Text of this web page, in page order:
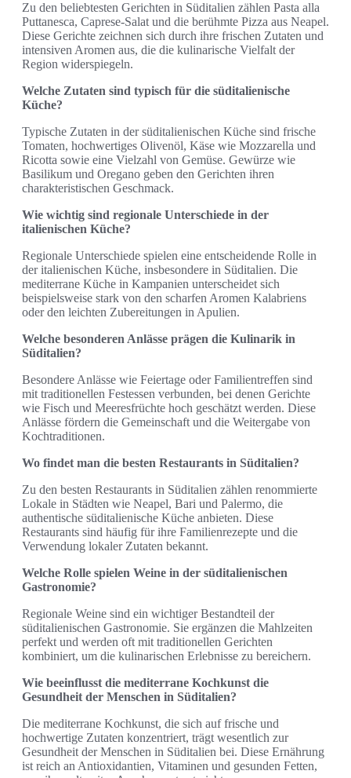
Zu den beliebtesten Gerichten in Süditalien zählen Pasta alla
Puttanesca, Caprese-Salat und die berühmte Pizza aus Neapel.
Diese Gerichte zeichnen sich durch ihre frischen Zutaten und
intensiven Aromen aus, die die kulinarische Vielfalt der
Region widerspiegeln.
Welche Zutaten sind typisch für die süditalienische
Küche?
Typische Zutaten in der süditalienischen Küche sind frische
Tomaten, hochwertiges Olivenöl, Käse wie Mozzarella und
Ricotta sowie eine Vielzahl von Gemüse. Gewürze wie
Basilikum und Oregano geben den Gerichten ihren
charakteristischen Geschmack.
Wie wichtig sind regionale Unterschiede in der
italienischen Küche?
Regionale Unterschiede spielen eine entscheidende Rolle in
der italienischen Küche, insbesondere in Süditalien. Die
mediterrane Küche in Kampanien unterscheidet sich
beispielsweise stark von den scharfen Aromen Kalabriens
oder den leichten Zubereitungen in Apulien.
Welche besonderen Anlässe prägen die Kulinarik in
Süditalien?
Besondere Anlässe wie Feiertage oder Familientreffen sind
mit traditionellen Festessen verbunden, bei denen Gerichte
wie Fisch und Meeresfrüchte hoch geschätzt werden. Diese
Anlässe fördern die Gemeinschaft und die Weitergabe von
Kochtraditionen.
Wo findet man die besten Restaurants in Süditalien?
Zu den besten Restaurants in Süditalien zählen renommierte
Lokale in Städten wie Neapel, Bari und Palermo, die
authentische süditalienische Küche anbieten. Diese
Restaurants sind häufig für ihre Familienrezepte und die
Verwendung lokaler Zutaten bekannt.
Welche Rolle spielen Weine in der süditalienischen
Gastronomie?
Regionale Weine sind ein wichtiger Bestandteil der
süditalienischen Gastronomie. Sie ergänzen die Mahlzeiten
perfekt und werden oft mit traditionellen Gerichten
kombiniert, um die kulinarischen Erlebnisse zu bereichern.
Wie beeinflusst die mediterrane Kochkunst die
Gesundheit der Menschen in Süditalien?
Die mediterrane Kochkunst, die sich auf frische und
hochwertige Zutaten konzentriert, trägt wesentlich zur
Gesundheit der Menschen in Süditalien bei. Diese Ernährung
ist reich an Antioxidantien, Vitaminen und gesunden Fetten,